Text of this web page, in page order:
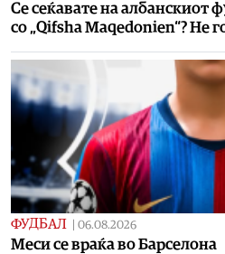
Се сеќавате на албанскиот
со „Qifsha Maqedonien“? Не
ФУДБАЛ 06.08.2026
Meси се враќа во Барселона